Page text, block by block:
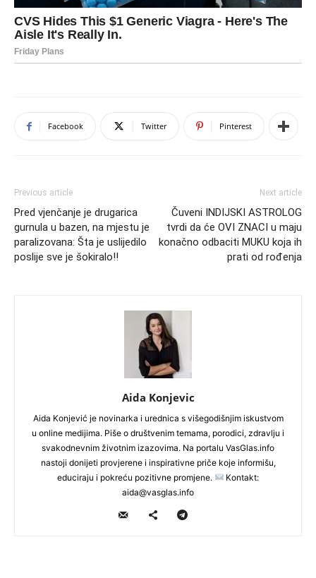
Facebook Twitter Pinterest
Previous article
Pred vjenčanje je drugarica
gurnula u bazen, na mjestu je
paralizovana: Šta je uslijedilo
poslije sve je šokiralo!!
Next article
Čuveni INDIJSKI ASTROLOG
tvrdi da će OVI ZNACI u maju
konačno odbaciti MUKU koja ih
prati od rođenja
Aida Konjevic
Aida Konjević je novinarka i urednica s višegodišnjim iskustvom
u online medijima. Piše o društvenim temama, porodici, zdravlju i
svakodnevnim životnim izazovima. Na portalu VasGlas.info
nastoji donijeti provjerene i inspirativne priče koje informišu,
educiraju i pokreću pozitivne promjene.
Kontakt:
aida@vasglas.info